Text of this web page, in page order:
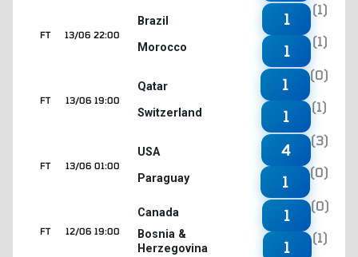
13/06 22:00
FT
Brazil
Morocco
1
(1)
1
(1)
13/06 19:00
FT
Qatar
Switzerland
1
(0)
1
(1)
13/06 01:00
FT
USA
Paraguay
4
(3)
1
(0)
12/06 19:00
FT
Canada
Bosnia &
Herzegovina
1
(0)
1
(1)